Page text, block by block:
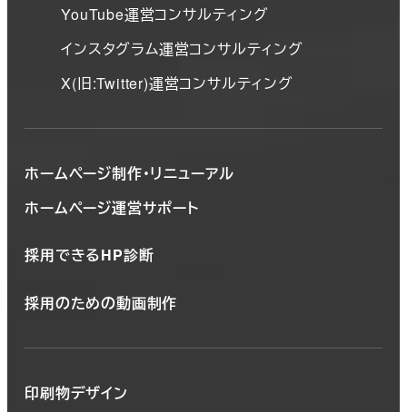
YouTube運営コンサルティング
インスタグラム運営コンサルティング
X(旧:Twitter)運営コンサルティング
ホームページ制作・リニューアル
ホームページ運営サポート
採用できるHP診断
採用のための動画制作
印刷物デザイン